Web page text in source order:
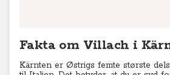
Fakta om Villach i
Kärnten er Østrigs femte største